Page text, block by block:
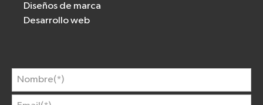
Diseños de marca
Desarrollo web